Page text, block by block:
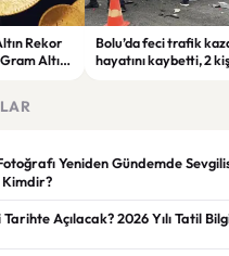
Rekor
Altın
Bolu’da feci trafik
hayatını kaybetti, 2
Yeniden Gündemde
Kimdir?
Açılacak? 2026 Yılı Tatil